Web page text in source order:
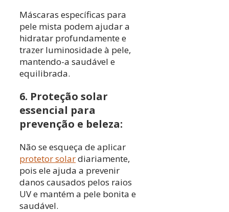
Máscaras específicas para
pele mista podem ajudar a
hidratar profundamente e
trazer luminosidade à pele,
mantendo-a saudável e
equilibrada.
6. Proteção solar
essencial para
prevenção e beleza:
Não se esqueça de aplicar
protetor solardiariamente,
pois ele ajuda a prevenir
danos causados pelos raios
UV e mantém a pele bonita e
saudável.